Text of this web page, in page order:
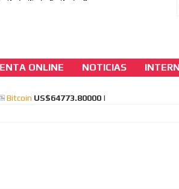
ONLINE NOTICIAS
cajero a Colombia